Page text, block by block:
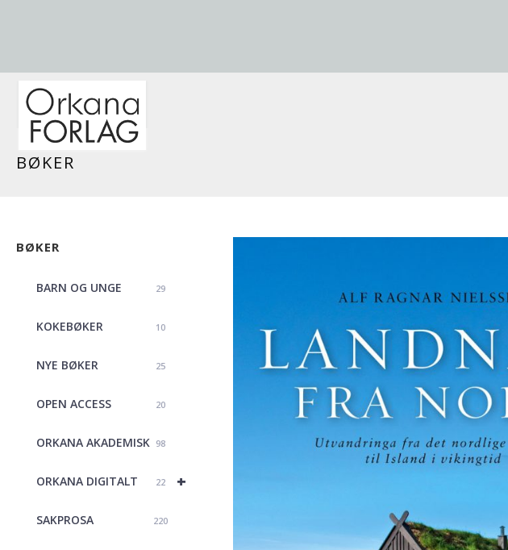
BØKER
BØKER
BARN OG UNGE 29
KOKEBØKER 10
NYE BØKER 25
OPEN ACCESS 20
ORKANA AKADEMISK 98
+
ORKANA DIGITALT 22
SAKPROSA 220